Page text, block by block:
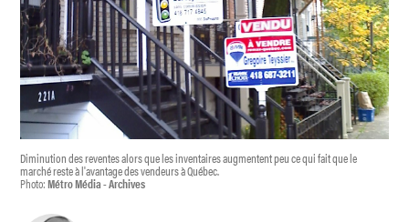
Diminution des reventes alors que les inventaires augmentent peu ce qui fait que le
marché reste à l'avantage des vendeurs à Québec.
Photo:Métro Média - Archives